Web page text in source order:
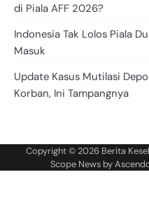
di Piala AFF 2026?
Indonesia Tak Lolos Piala
Masuk
Update Kasus Mutilasi
Korban, Ini Tampangnya
Copyright © 2026 Berita
Scope News by